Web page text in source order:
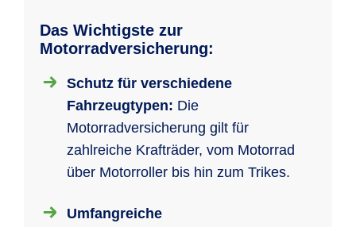
Das Wichtigste zur
Motorradversicherung:
Schutz für verschiedene
Fahrzeugtypen: Die
Motorradversicherung gilt für
zahlreiche Krafträder, vom Motorrad
über Motorroller bis hin zum Trikes.
Umfangreiche